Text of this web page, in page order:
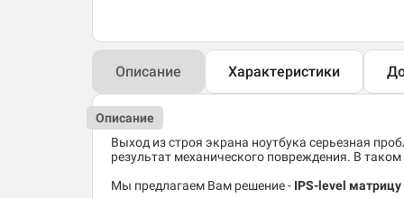
Описание Характеристики
Описание
Выход из строя экрана ноутбука серьезная
результат механического повреждения. В
Мы предлагаем Вам решение - IPS-level матрицу